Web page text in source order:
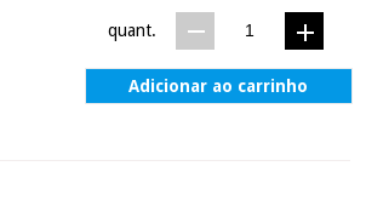
quant.
Adicionar ao carrinho